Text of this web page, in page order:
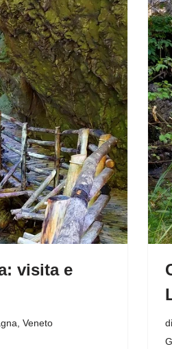
visita e
, Veneto di